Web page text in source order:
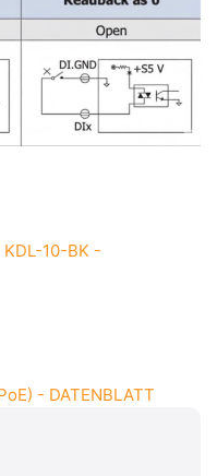
10-BK -
- DATENBLATT